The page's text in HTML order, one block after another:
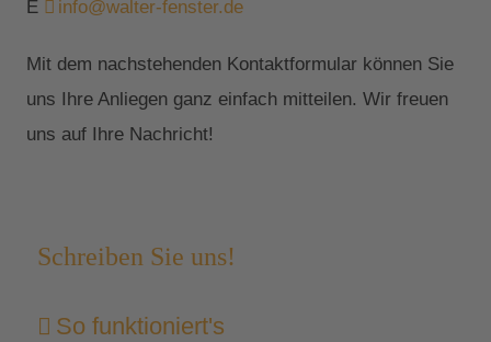
E
info@walter-fenster.de
Mit dem nachstehenden Kontaktformular können Sie
uns Ihre Anliegen ganz einfach mitteilen. Wir freuen
uns auf Ihre Nachricht!
Schreiben Sie uns!
So funktioniert's